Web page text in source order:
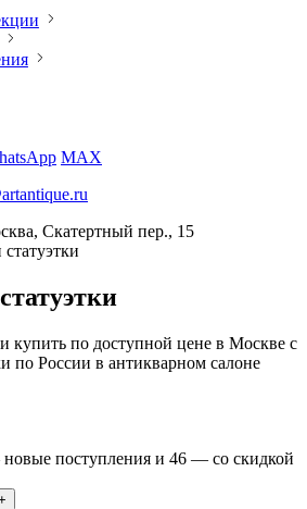
MAX
Скатертный пер., 15
купить по доступной цене в Москве с
по России в антикварном салоне
поступления и 46 — со скидкой